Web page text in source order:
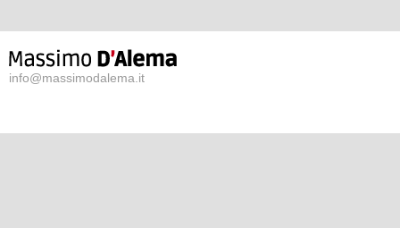
info@massimodalema.it